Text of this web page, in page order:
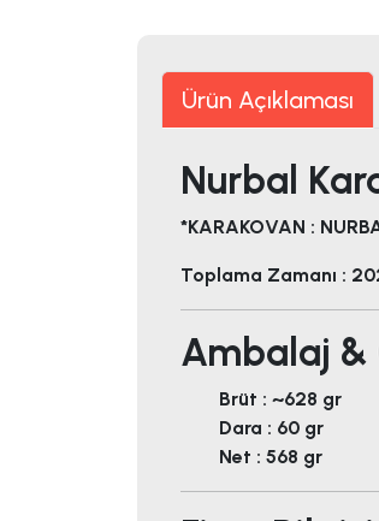
Ürün Açıklaması
Nurbal
*KARAKOVAN :
Toplama Zamanı :
Ambalaj &
Brüt : ~628 gr
Dara : 60 gr
Net : 568 gr